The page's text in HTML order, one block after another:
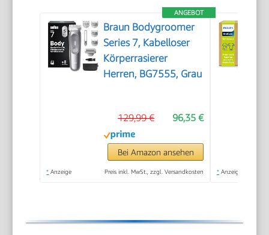
ANGEBOT
Braun Bodygroomer
Series 7, Kabelloser
Körperrasierer
Herren, BG7555, Grau
96,35 €
129,99 €
Bei Amazon ansehen
* Anzeige Preis inkl. MwSt., zzgl. Versandkosten * Anzeige